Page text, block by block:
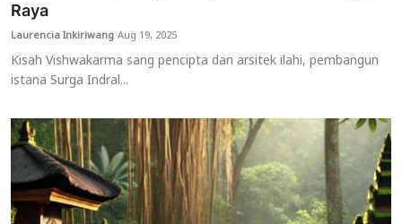
Raya
Laurencia InkiriwangAug 19, 2025
Kisah Vishwakarma sang pencipta dan arsitek ilahi, pembangun
istana Surga Indral...